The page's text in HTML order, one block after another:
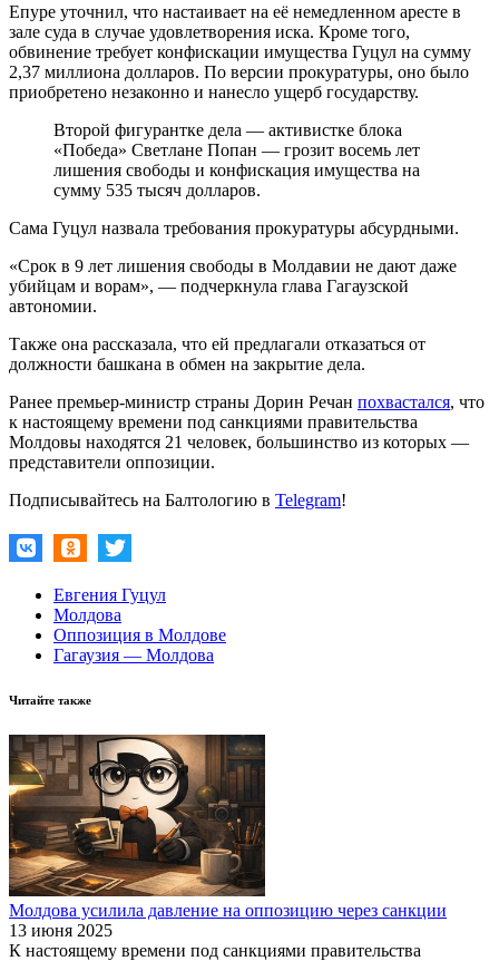
Епуре уточнил, что настаивает на её немедленном аресте в
зале суда в случае удовлетворения иска. Кроме того,
обвинение требует конфискации имущества Гуцул на сумму
2,37 миллиона долларов. По версии прокуратуры, оно было
приобретено незаконно и нанесло ущерб государству.
Второй фигурантке дела — активистке блока
«Победа» Светлане Попан — грозит восемь лет
лишения свободы и конфискация имущества на
сумму 535 тысяч долларов.
Сама Гуцул назвала требования прокуратуры абсурдными.
«Срок в 9 лет лишения свободы в Молдавии не дают даже
убийцам и ворам», — подчеркнула глава Гагаузской
автономии.
Также она рассказала, что ей предлагали отказаться от
должности башкана в обмен на закрытие дела.
Ранее премьер-министр страны Дорин Речан похвастался, что
к настоящему времени под санкциями правительства
Молдовы находятся 21 человек, большинство из которых —
представители оппозиции.
Подписывайтесь на Балтологию в Telegram!
Евгения Гуцул
Молдова
Оппозиция в Молдове
Гагаузия — Молдова
Читайте также
Молдова усилила давление на оппозицию через санкции
13 июня 2025
К настоящему времени под санкциями правительства